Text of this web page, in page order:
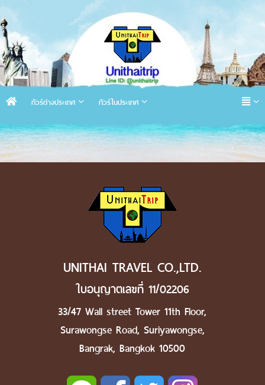
ทัวร์ต่างประเทศ ทัวร์ในประเทศ
UNITHAI TRAVEL CO.,LTD.
ใบอนุญาตเลขที่ 11/02206
33/47 Wall street Tower 11th Floor,
Surawongse Road, Suriyawongse,
Bangrak, Bangkok 10500